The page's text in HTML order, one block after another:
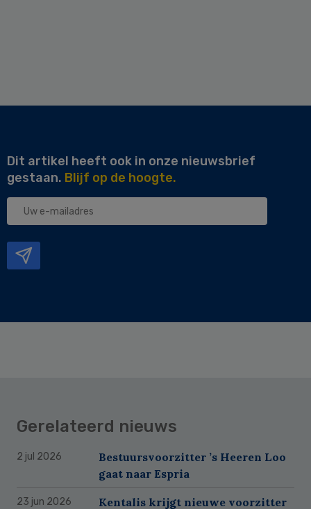
Dit artikel heeft ook in onze nieuwsbrief
gestaan. Blijf op de hoogte.
Uw
Gerelateerd nieuws
2 jul 2026
Bestuursvoorzitter ’s Heeren Loo
gaat naar Espria
23 jun 2026
Kentalis krijgt nieuwe voorzitter